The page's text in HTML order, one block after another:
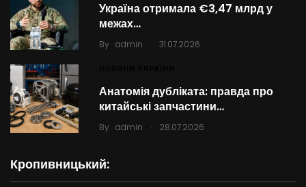
Україна отримала €3,47 млрд у
межах…
By admin . 31.07.2026
Анатомія дубліката: правда про
китайські запчастини…
By admin . 28.07.2026
Кропивницький: